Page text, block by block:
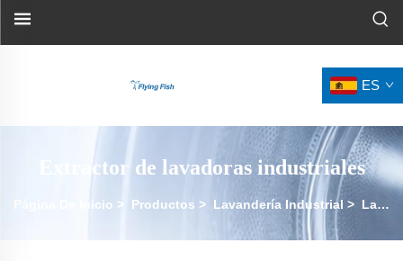
ES
Extractor de lavadoras industriales
Página De Inicio > Productos > Lavandería Industrial > Lavadora Extractora Industrial